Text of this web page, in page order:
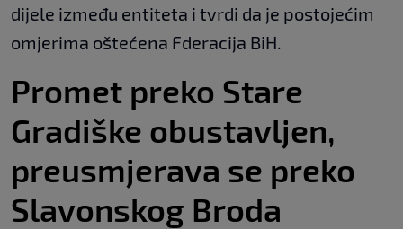
dijele između entiteta i tvrdi da je postojećim
omjerima oštećena Fderacija BiH.
Promet preko Stare
Gradiške obustavljen,
preusmjerava se preko
Slavonskog Broda